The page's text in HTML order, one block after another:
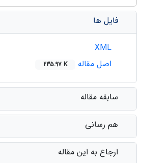
فایل ها
اصل مقاله
235.97 K
سابقه مقاله
هم رسانی
ارجاع به این مقاله